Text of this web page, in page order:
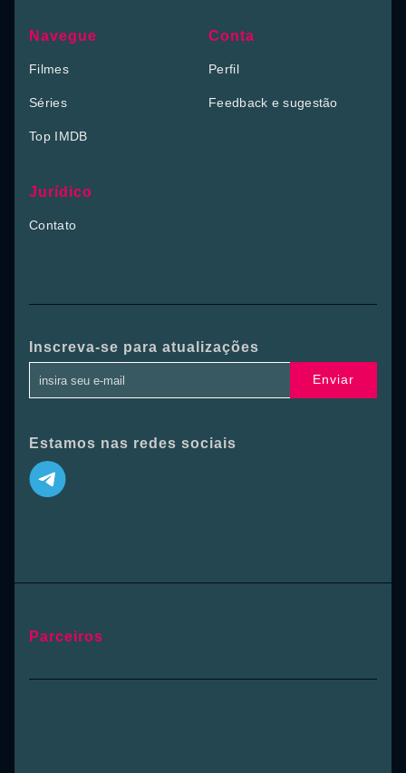
Navegue
Filmes
Séries
Top IMDB
Conta
Perfil
Feedback e sugestão
Jurídico
Contato
Inscreva-se para atualizações
Enviar
Estamos nas redes sociais
Parceiros